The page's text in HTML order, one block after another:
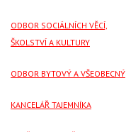
ODBOR SOCIÁLNÍCH VĚCÍ,
ŠKOLSTVÍ A KULTURY
ODBOR BYTOVÝ A VŠEOBECNÝ
KANCELÁŘ TAJEMNÍKA